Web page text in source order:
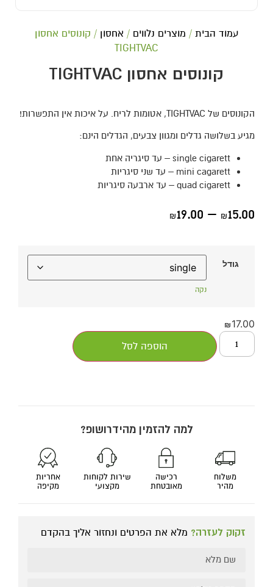
עמוד הבית / מוצרים נלווים / אחסון / קונוסים אחסון
TIGHTVAC
קונוסים אחסון TIGHTVAC
הקונוסים של TIGHTVAC, אטומות לריח. על איכות אין התפשרות!
מגיע בשלושה גדלים ומגוון צבעים, הגדלים הינם:
single cigarett – עד סיגריה אחת
mini cagarett – עד שני סיגריות
quad cigarett – עד ארבעה סיגריות
₪15.00
–
₪19.00
גודל
נקה
₪17.00
הוספה לסל
למה להזמין מהידרושופ?
משלוח
מהיר
רכישה
מאובטחת
שירות לקוחות
מקצועי
אחריות
מקיפה
זקוק לעזרה? מלא את הפרטים ונחזור אליך בהקדם